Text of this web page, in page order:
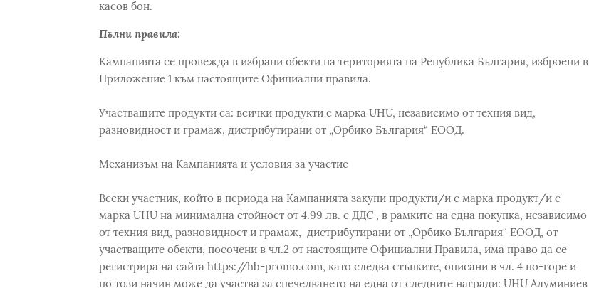
касов бон.
Пълни правила:
Кампанията се провежда в избрани обекти на територията на Република България, изброени в
Приложение 1 към настоящите Официални правила.
Участващите продукти са: всички продукти с марка UHU, независимо от техния вид,
разновидност и грамаж, дистрибутирани от „Орбико България“ ЕООД.
Механизъм на Кампанията и условия за участие
Всеки участник, който в периода на Кампанията закупи продукти/и с марка продукт/и с
марка UHU на минимална стойност от 4.99 лв. с ДДС , в рамките на една покупка, независимо
от техния вид, разновидност и грамаж, дистрибутирани от „Орбико България“ ЕООД, от
участващите обекти, посочени в чл.2 от настоящите Официални Правила, има право да се
регистрира на сайта https://hb-promo.com, като следва стъпките, описани в чл. 4 по-горе и
по този начин може да участва за спечелването на една от следните награди: UHU Алуминиев